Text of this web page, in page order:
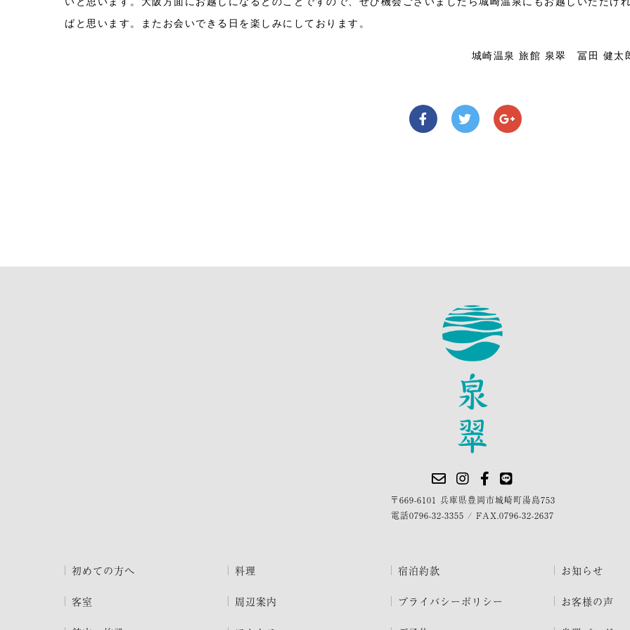
ばと思います。またお会いできる日を楽しみにしております。
城崎温泉 旅館 泉翠 冨田 健太
〒669-6101 兵庫県豊岡市城崎町湯島753
電話0796-32-3355 / FAX.0796-32-2637
初めての方へ
客室
料理
周辺案内
宿泊約款
プライバシーポリシー
お知らせ
お客様の声